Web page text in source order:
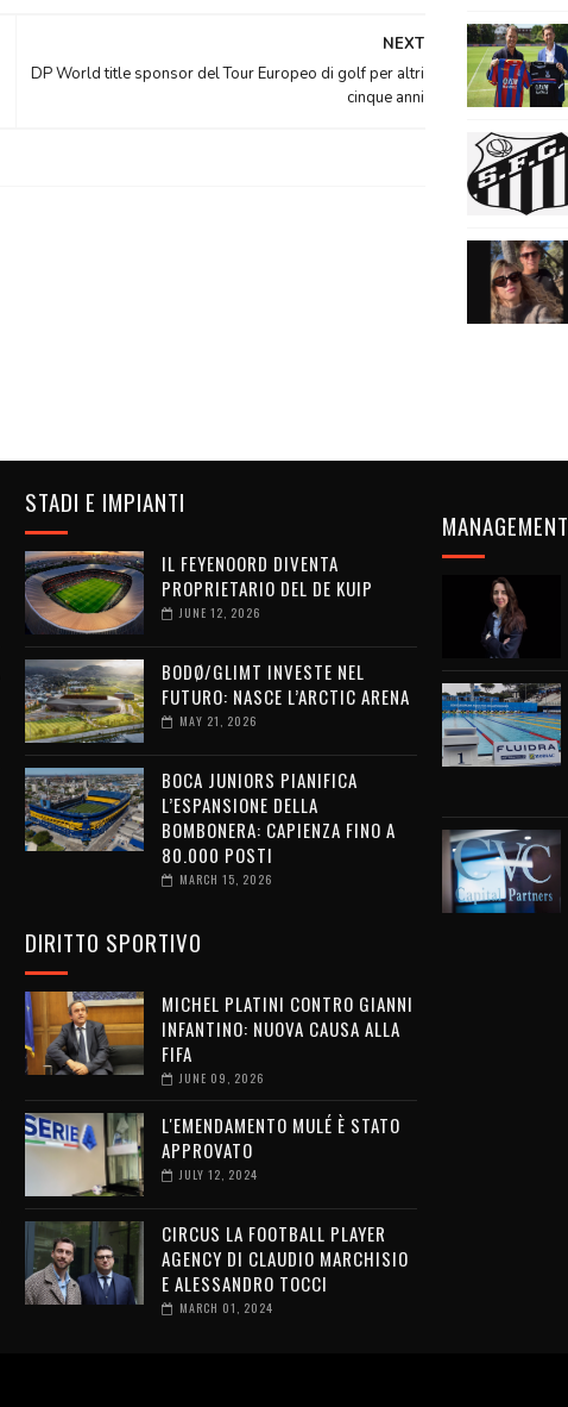
NEXT
DP World title sponsor del Tour Europeo di golf per altri
cinque anni
STADI E IMPIANTI
IL FEYENOORD DIVENTA
PROPRIETARIO DEL DE KUIP
JUNE 12, 2026
BODØ/GLIMT INVESTE NEL
FUTURO: NASCE L’ARCTIC ARENA
MAY 21, 2026
BOCA JUNIORS PIANIFICA
L’ESPANSIONE DELLA
BOMBONERA: CAPIENZA FINO A
80.000 POSTI
MARCH 15, 2026
DIRITTO SPORTIVO
MICHEL PLATINI CONTRO GIANNI
INFANTINO: NUOVA CAUSA ALLA
FIFA
JUNE 09, 2026
L'EMENDAMENTO MULÉ È STATO
APPROVATO
JULY 12, 2024
CIRCUS LA FOOTBALL PLAYER
AGENCY DI CLAUDIO MARCHISIO
E ALESSANDRO TOCCI
MARCH 01, 2024
MANAGEMENT